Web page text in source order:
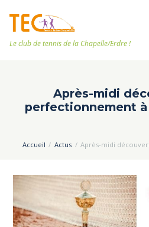
Le club de tennis de la Chapelle/Erdre !
Après-midi
perfectionnement
Accueil Actus Après-midi